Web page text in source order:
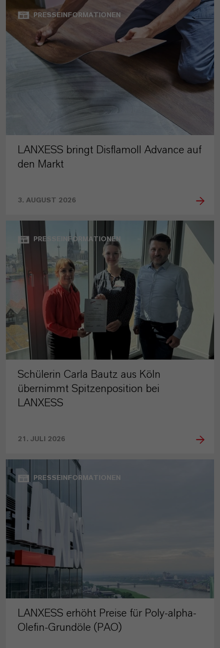
PRESSEINFORMATIONEN
LANXESS bringt Disflamoll Advance auf
den Markt
3. AUGUST 2026
PRESSEINFORMATIONEN
Schülerin Carla Bautz aus Köln
übernimmt Spitzenposition bei
LANXESS
21. JULI 2026
PRESSEINFORMATIONEN
LANXESS erhöht Preise für Poly-alpha-
Olefin-Grundöle (PAO)